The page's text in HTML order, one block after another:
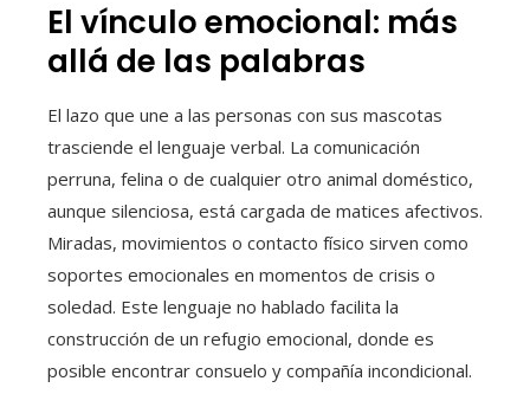
El vínculo emocional: más
allá de las palabras
El lazo que une a las personas con sus mascotas
trasciende el lenguaje verbal. La comunicación
perruna, felina o de cualquier otro animal doméstico,
aunque silenciosa, está cargada de matices afectivos.
Miradas, movimientos o contacto físico sirven como
soportes emocionales en momentos de crisis o
soledad. Este lenguaje no hablado facilita la
construcción de un refugio emocional, donde es
posible encontrar consuelo y compañía incondicional.